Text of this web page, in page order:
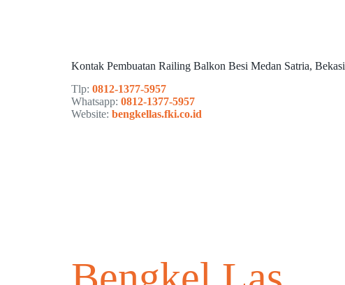
Kontak Pembuatan Railing Balkon Besi Medan Satria, Bekasi
Tlp: 0812-1377-5957
Whatsapp: 0812-1377-5957
Website: bengkellas.fki.co.id